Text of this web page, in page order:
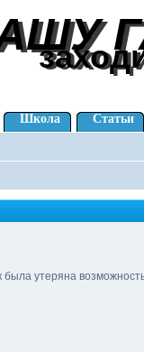
Школа Статьи
утеряна